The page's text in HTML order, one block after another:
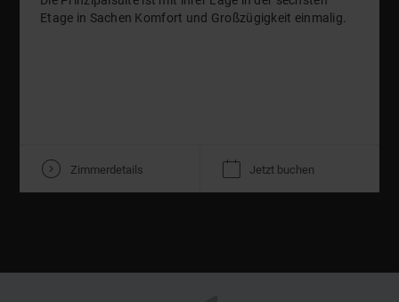
Etage in Sachen Komfort und Großzügigkeit einmalig.
V Zimmerdetails K Jetzt buchen